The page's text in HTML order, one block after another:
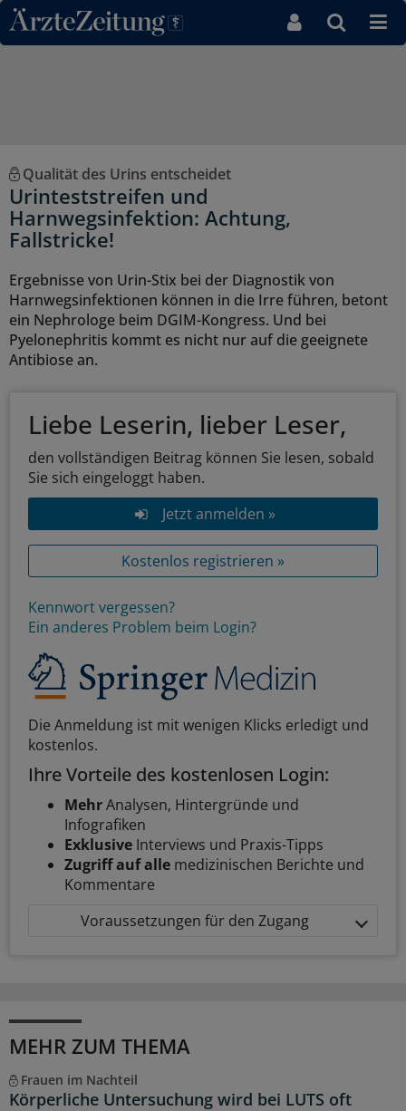
Direkt zum Inhaltsbereich
Qualität des Urins entscheidet
Urinteststreifen und
Harnwegsinfektion: Achtung,
Fallstricke!
Ergebnisse von Urin-Stix bei der Diagnostik von
Harnwegsinfektionen können in die Irre führen, betont
ein Nephrologe beim DGIM-Kongress. Und bei
Pyelonephritis kommt es nicht nur auf die geeignete
Antibiose an.
Liebe Leserin, lieber Leser,
den vollständigen Beitrag können Sie lesen, sobald
Sie sich eingeloggt haben.
Jetzt anmelden »
Kostenlos registrieren »
Kennwort vergessen?
Ein anderes Problem beim Login?
Die Anmeldung ist mit wenigen Klicks erledigt und
kostenlos.
Ihre Vorteile des kostenlosen Login:
MehrAnalysen, Hintergründe und
Infografiken
Exklusive Interviews und Praxis-Tipps
Zugriff auf alle medizinischen Berichte und
Kommentare
Voraussetzungen für den Zugang
MEHR ZUM THEMA
Frauen im Nachteil
Körperliche Untersuchung wird bei LUTS oft